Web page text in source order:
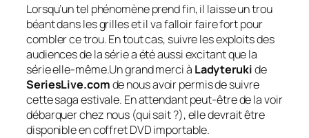
Lorsqu’un tel phénomène prend fin, il laisse un trou
béant dans les grilles et il va falloir faire fort pour
combler ce trou. En tout cas, suivre les exploits des
audiences de la série a été aussi excitant que la
série elle-même.Un grand merci à Ladyterukide
SeriesLive.comde nous avoir permis de suivre
cette saga estivale. En attendant peut-être de la voir
débarquer chez nous (qui sait ?), elle devrait être
disponible en coffret DVD importable.